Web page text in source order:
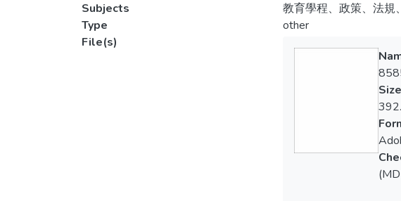
Subjects
教育學程、政策、法規
Type
other
File(s)
Size